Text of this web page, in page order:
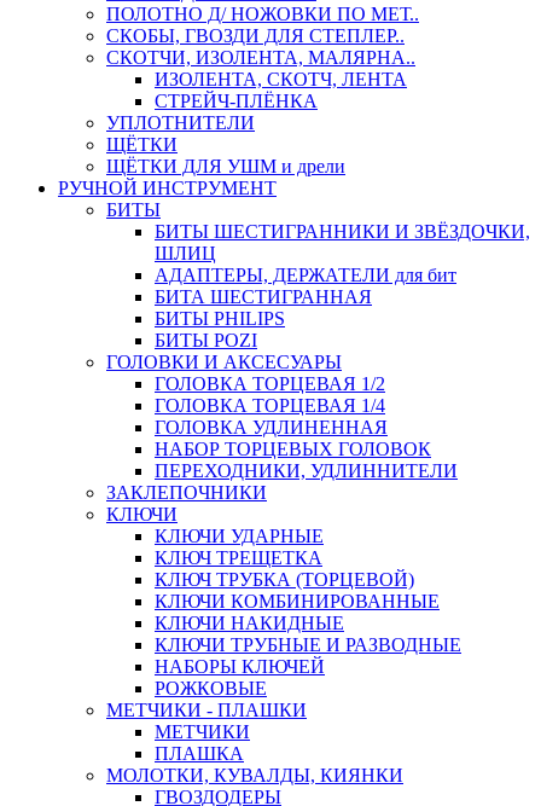
ПОЛОТНО Д/ НОЖОВКИ ПО МЕТ..
СКОБЫ, ГВОЗДИ ДЛЯ СТЕПЛЕР..
СКОТЧИ, ИЗОЛЕНТА, МАЛЯРНА..
ИЗОЛЕНТА, СКОТЧ, ЛЕНТА
СТРЕЙЧ-ПЛЁНКА
УПЛОТНИТЕЛИ
ЩЁТКИ
ЩЁТКИ ДЛЯ УШМ и дрели
РУЧНОЙ ИНСТРУМЕНТ
БИТЫ
БИТЫ ШЕСТИГРАННИКИ И ЗВЁЗДОЧКИ,
ШЛИЦ
АДАПТЕРЫ, ДЕРЖАТЕЛИ для бит
БИТА ШЕСТИГРАННАЯ
БИТЫ PHILIPS
БИТЫ POZI
ГОЛОВКИ И АКСЕСУАРЫ
ГОЛОВКА ТОРЦЕВАЯ 1/2
ГОЛОВКА ТОРЦЕВАЯ 1/4
ГОЛОВКА УДЛИНЕННАЯ
НАБОР ТОРЦЕВЫХ ГОЛОВОК
ПЕРЕХОДНИКИ, УДЛИННИТЕЛИ
ЗАКЛЕПОЧНИКИ
КЛЮЧИ
КЛЮЧИ УДАРНЫЕ
КЛЮЧ ТРЕЩЕТКА
КЛЮЧ ТРУБКА (ТОРЦЕВОЙ)
КЛЮЧИ КОМБИНИРОВАННЫЕ
КЛЮЧИ НАКИДНЫЕ
КЛЮЧИ ТРУБНЫЕ И РАЗВОДНЫЕ
НАБОРЫ КЛЮЧЕЙ
РОЖКОВЫЕ
МЕТЧИКИ - ПЛАШКИ
МЕТЧИКИ
ПЛАШКА
МОЛОТКИ, КУВАЛДЫ, КИЯНКИ
ГВОЗДОДЕРЫ